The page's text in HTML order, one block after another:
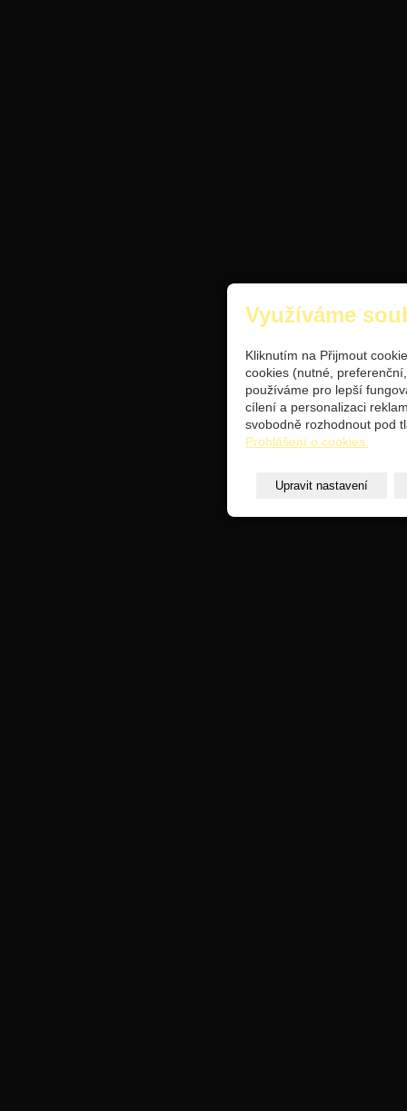
Využíváme
Kliknutím na Přijmout
cookies (nutné,
používáme pro lepší
cílení a personalizaci
svobodně rozhodnout pod
Prohlášení o cookies.
Upravit nastavení